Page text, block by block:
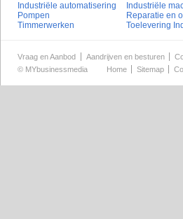
Industriële automatisering
Industriële
Pompen
Reparatie en
Timmerwerken
Toelevering
Vraag en Aanbod Aandrijven en besturen
© MYbusinessmedia Home Sitemap